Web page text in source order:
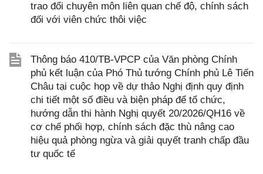
trao đổi chuyên môn liên quan chế độ, chính sách
đối với viên chức thôi việc
Thông báo 410/TB-VPCP của Văn phòng Chính
phủ kết luận của Phó Thủ tướng Chính phủ Lê Tiến
Châu tại cuộc họp về dự thảo Nghị định quy định
chi tiết một số điều và biện pháp để tổ chức,
hướng dẫn thi hành Nghị quyết 20/2026/QH16 về
cơ chế phối hợp, chính sách đặc thù nâng cao
hiệu quả phòng ngừa và giải quyết tranh chấp đầu
tư quốc tế